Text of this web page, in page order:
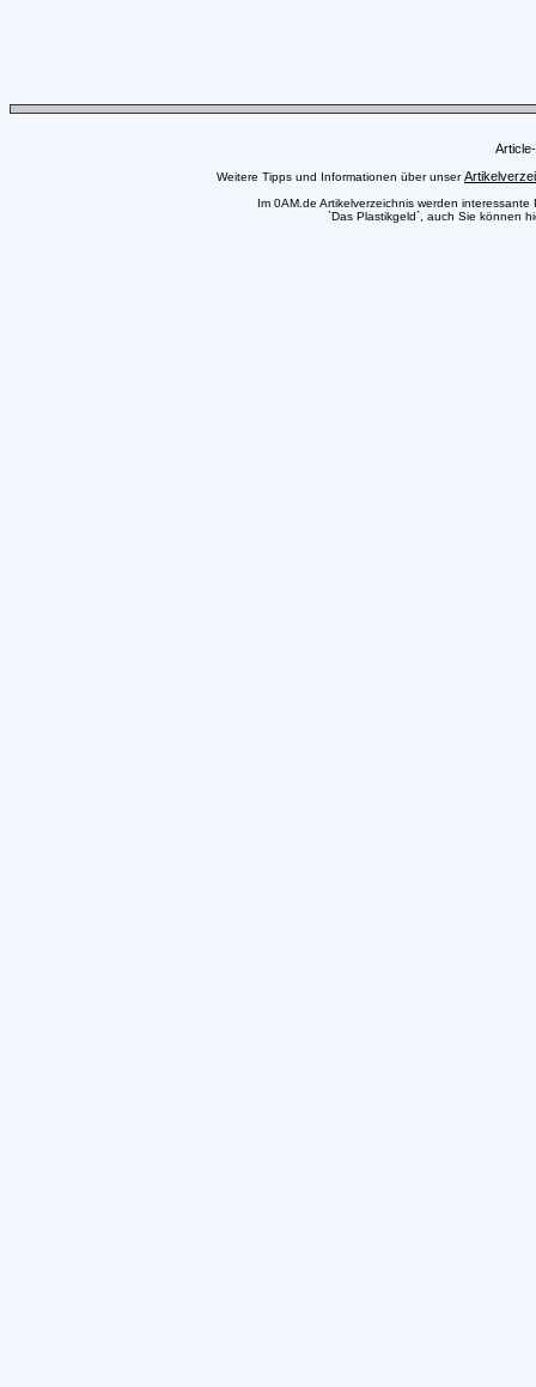
Weitere Tipps und Informationen über unser
Im 0AM.de Artikelverzeichnis werden
`Das Plastikgeld`, auch Sie können